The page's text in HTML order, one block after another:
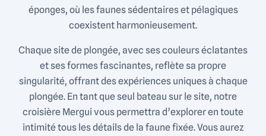
éponges, où les faunes sédentaires et pélagiques
coexistent harmonieusement.
Chaque site de plongée, avec ses couleurs éclatantes
et ses formes fascinantes, reflète sa propre
singularité, offrant des expériences uniques à chaque
plongée. En tant que seul bateau sur le site, notre
croisière Mergui vous permettra d’explorer en toute
intimité tous les détails de la faune fixée. Vous aurez